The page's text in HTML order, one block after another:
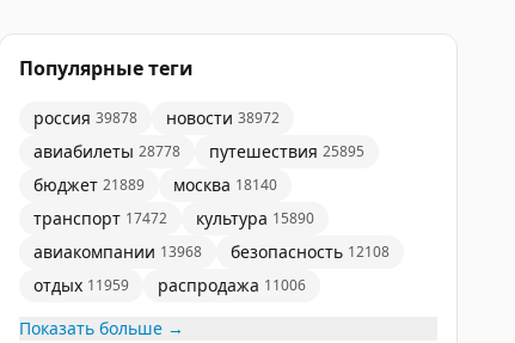
Популярные теги
россия 39878 новости 38972
авиабилеты 28778 путешествия 25895
бюджет 21889 москва 18140
транспорт 17472 культура 15890
авиакомпании 13968 безопасность 12108
отдых 11959 распродажа 11006
Показать больше →